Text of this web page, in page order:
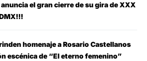
anuncia el gran cierre de su gira de XXX
homenaje a Rosario Castellanos
escénica de “El eterno femenino”